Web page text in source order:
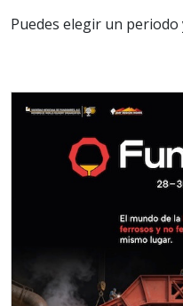
Puedes elegir un